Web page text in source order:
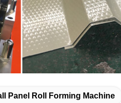
Panel Roll Forming Machine